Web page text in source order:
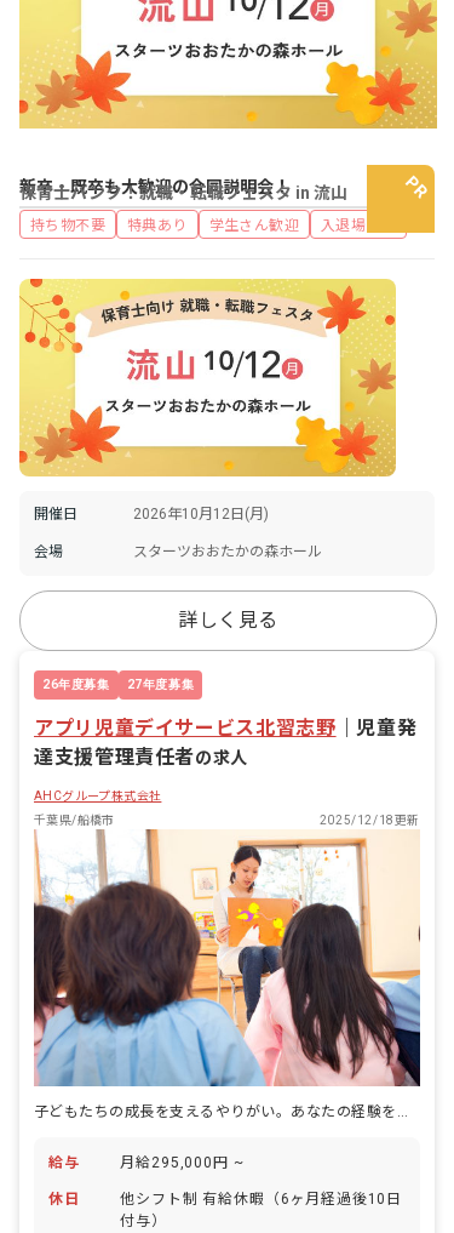
保育士バンク！就職・転職フェスタ in 流山
新卒・既卒も大歓迎の合同説明会！
持ち物不要 特典あり 学生さん歓迎 入退場自由
開催日 2026年10月12日(月)
会場 スターツおおたかの森ホール
詳しく見る
26年度募集 27年度募集
アプリ児童デイサービス北習志野
児童発
達支援管理責任者の求人
AHCグループ株式会社
千葉県/船橋市
2025/12/18更新
子どもたちの成長を支えるやりがい。あなたの経験を活かし、新たな挑戦を始めませんか？
給与 月給295,000円 ~
休日
他シフト制 有給休暇（6ヶ月経過後10日
付与）